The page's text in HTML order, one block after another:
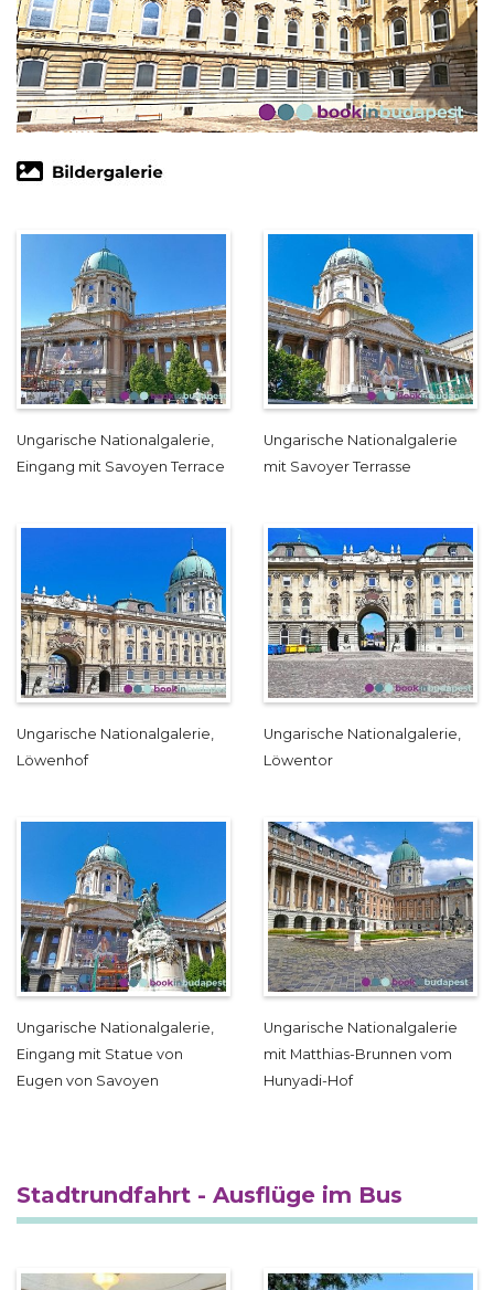
Ungarische Nationalgalerie,
Eingang mit Savoyen Terrace
Ungarische Nationalgalerie
mit Savoyer Terrasse
Ungarische Nationalgalerie,
Löwenhof
Ungarische Nationalgalerie,
Löwentor
Ungarische Nationalgalerie,
Eingang mit Statue von
Eugen von Savoyen
Ungarische Nationalgalerie
mit Matthias-Brunnen vom
Hunyadi-Hof
Stadtrundfahrt - Ausflüge im Bus